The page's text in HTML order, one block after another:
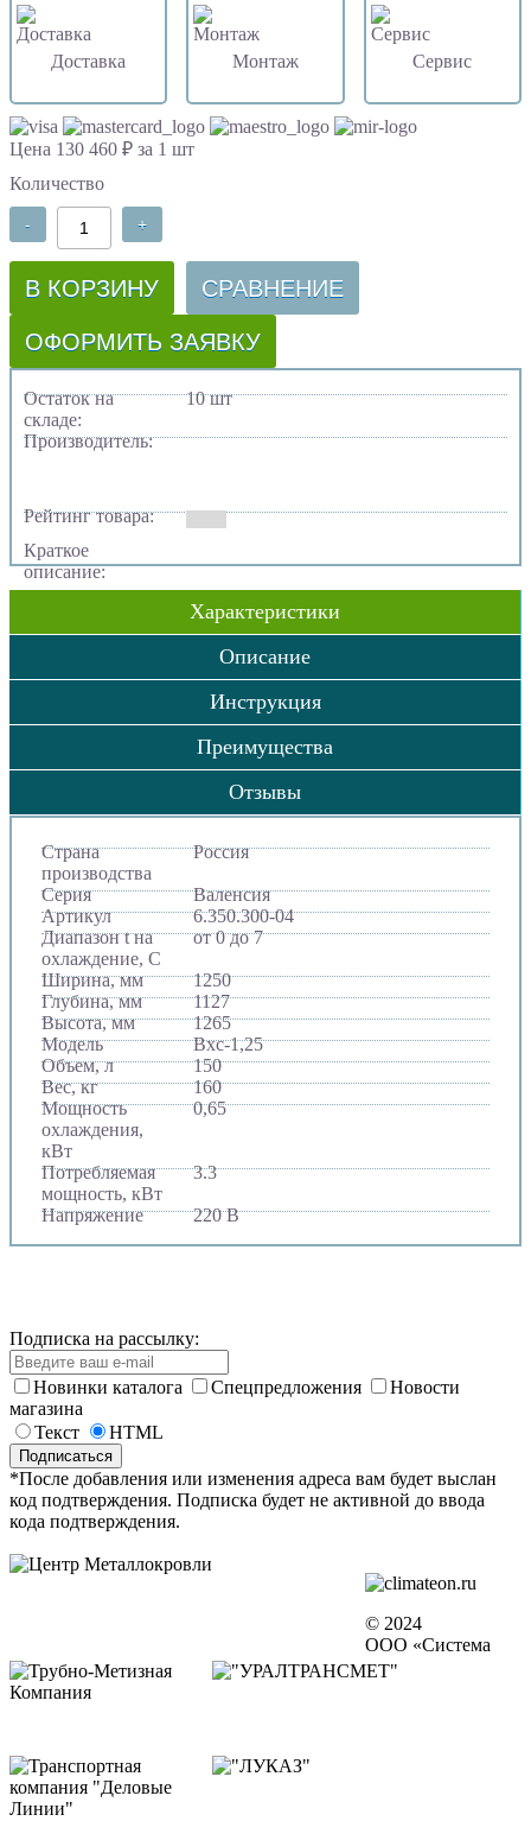
Доставка Монтаж Сервис
Цена 130 460 ₽ за 1 шт
Количество
- +
В КОРЗИНУ СРАВНЕНИЕ
ОФОРМИТЬ ЗАЯВКУ
Остаток на
складе:
10 шт
Производитель:
Рейтинг товара:
Краткое
описание:
Характеристики
Описание
Инструкция
Преимущества
Отзывы
Страна
производства
Россия
Серия
Валенсия
Артикул
6.350.300-04
Диапазон t на
охлаждение, С
от 0 до 7
Ширина, мм
1250
Глубина, мм
1127
Высота, мм
1265
Модель
Вхс-1,25
Объем, л
150
Вес, кг
160
Мощность
охлаждения,
кВт
0,65
Потребляемая
мощность, кВт
3.3
Напряжение 220 В
Подписка на рассылку:
Новинки каталога Спецпредложения
Новости
магазина
Текст
HTML
*После добавления или изменения адреса вам будет выслан
код подтверждения. Подписка будет не активной до ввода
кода подтверждения.
© 2024
ООО «Система